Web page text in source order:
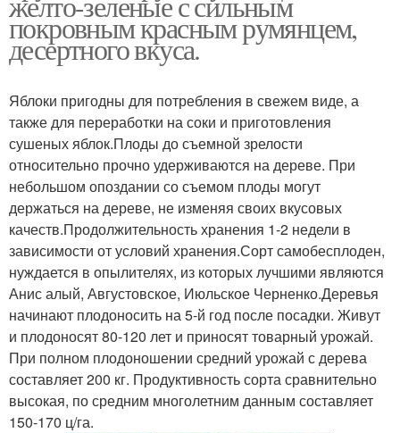
покровным красным румянцем,
десертного вкуса.
Яблоки пригодны для потребления в свежем виде, а
также для переработки на соки и приготовления
сушеных яблок.Плоды до съемной зрелости
относительно прочно удерживаются на дереве. При
небольшом опоздании со съемом плоды могут
держаться на дереве, не изменяя своих вкусовых
качеств.Продолжительность хранения 1-2 недели в
зависимости от условий хранения.Сорт самобесплоден,
нуждается в опылителях, из которых лучшими являются
Анис алый, Августовское, Июльское Черненко.Деревья
начинают плодоносить на 5-й год после посадки. Живут
и плодоносят 80-120 лет и приносят товарный урожай.
При полном плодоношении средний урожай с дерева
составляет 200 кг. Продуктивность сорта сравнительно
высокая, по средним многолетним данным составляет
150-170 ц/га.